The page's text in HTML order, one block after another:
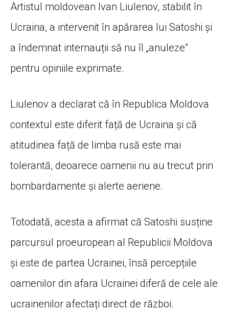
Artistul moldovean Ivan Liulenov, stabilit în
Ucraina, a intervenit în apărarea lui Satoshi și
a îndemnat internauții să nu îl „anuleze”
pentru opiniile exprimate.
Liulenov a declarat că în Republica Moldova
contextul este diferit față de Ucraina și că
atitudinea față de limba rusă este mai
tolerantă, deoarece oamenii nu au trecut prin
bombardamente și alerte aeriene.
Totodată, acesta a afirmat că Satoshi susține
parcursul proeuropean al Republicii Moldova
și este de partea Ucrainei, însă percepțiile
oamenilor din afara Ucrainei diferă de cele ale
ucrainenilor afectați direct de război.